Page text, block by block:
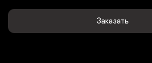
Заказать